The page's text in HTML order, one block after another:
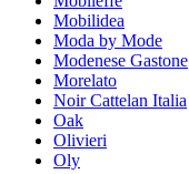
Mobilidea
Moda by Mode
Modenese Gastone
Morelato
Noir Cattelan Italia
Oak
Olivieri
Oly